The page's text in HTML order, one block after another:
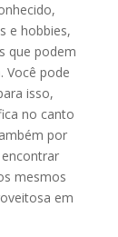
e hobbies,
que podem
Você pode
isso,
no canto
por
mesmos
em